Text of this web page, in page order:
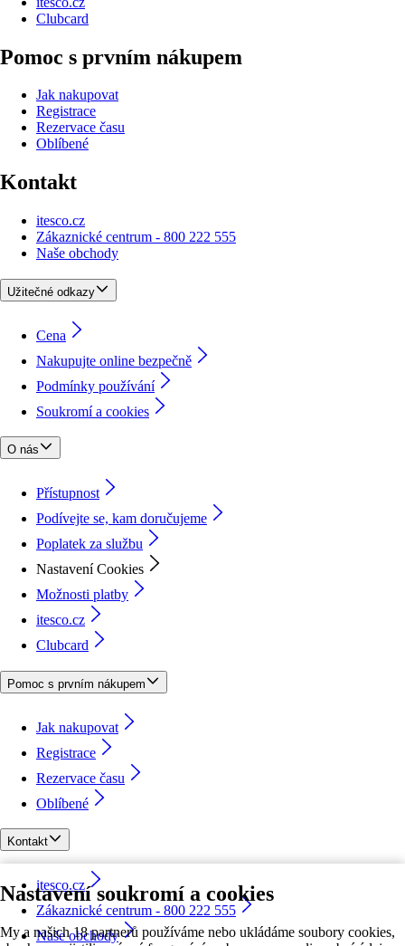
Nastavení soukromí a cookies
My a našich 18 partnerů používáme nebo ukládáme soubory cookies,
Clubcard
Pomoc s prvním nákupem
Jak nakupovat
Registrace
Rezervace času
Oblíbené
Kontakt
itesco.cz
Zákaznické centrum - 800 222 555
Naše obchody
Užitečné odkazy
Cena
Nakupujte online bezpečně
Podmínky používání
Soukromí a cookies
O nás
Přístupnost
Podívejte se, kam doručujeme
Poplatek za službu
Nastavení Cookies
Možnosti platby
itesco.cz
Clubcard
Pomoc s prvním nákupem
Jak nakupovat
Registrace
Rezervace času
Oblíbené
Kontakt
itesco.cz
Zákaznické centrum - 800 222 555
Naše obchody